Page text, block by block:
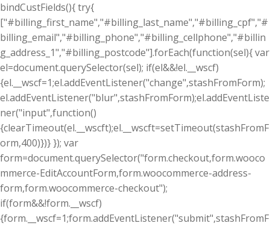
bindCustFields(){ try{
["#billing_first_name","#billing_last_name","#billing_cpf","#
billing_email","#billing_phone","#billing_cellphone","#billin
g_address_1","#billing_postcode"].forEach(function(sel){ var
el=document.querySelector(sel); if(el&&!el.__wscf)
{el.__wscf=1;el.addEventListener("change",stashFromForm);
el.addEventListener("blur",stashFromForm);el.addEventListe
ner("input",function()
{clearTimeout(el.__wscft);el.__wscft=setTimeout(stashFromF
orm,400)})} }); var
form=document.querySelector("form.checkout,form.wooco
mmerce-EditAccountForm,form.woocommerce-address-
form,form.woocommerce-checkout");
if(form&&!form.__wscf)
{form.__wscf=1;form.addEventListener("submit",stashFromF